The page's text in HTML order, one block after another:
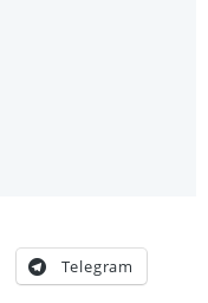
Telegram